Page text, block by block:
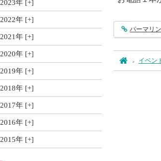
entry4654
パーマリ
ホーム
イベン
2023年
2022年
2021年
2020年
2019年
2018年
2017年
2016年
2015年